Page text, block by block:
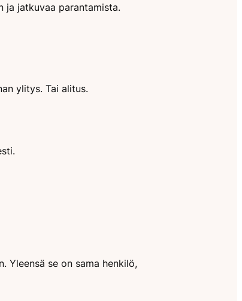
ja jatkuvaa parantamista.
ylitys. Tai alitus.
Yleensä se on sama henkilö,